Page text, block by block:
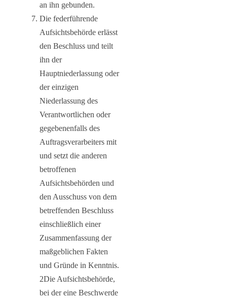
an ihn gebunden.
Die federführende
Aufsichtsbehörde erlässt
den Beschluss und teilt
ihn der
Hauptniederlassung oder
der einzigen
Niederlassung des
Verantwortlichen oder
gegebenenfalls des
Auftragsverarbeiters mit
und setzt die anderen
betroffenen
Aufsichtsbehörden und
den Ausschuss von dem
betreffenden Beschluss
einschließlich einer
Zusammenfassung der
maßgeblichen Fakten
und Gründe in Kenntnis.
2Die Aufsichtsbehörde,
bei der eine Beschwerde